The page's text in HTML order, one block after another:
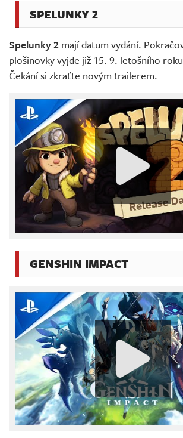
SPELUNKY 2
Spelunky 2 mají datum vydání.
plošinovky vyjde již 15. 9. letošního roku
Čekání si zkraťte novým trailerem.
GENSHIN IMPACT